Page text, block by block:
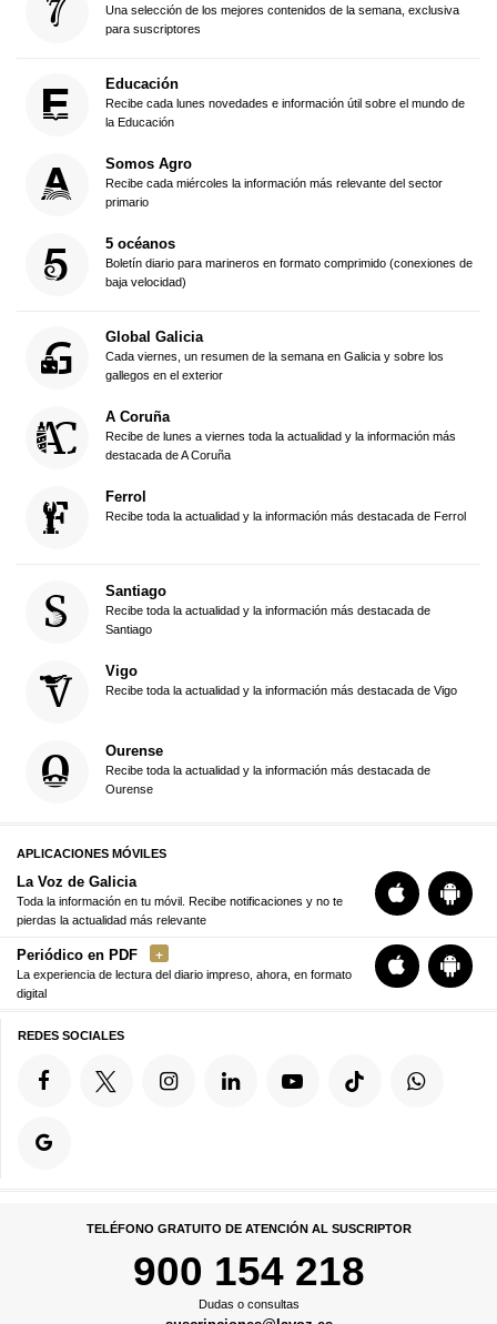
Una selección de los mejores contenidos de la semana, exclusiva
para suscriptores
Educación
Recibe cada lunes novedades e información útil sobre el mundo de
la Educación
Somos Agro
Recibe cada miércoles la información más relevante del sector
primario
5 océanos
Boletín diario para marineros en formato comprimido (conexiones de
baja velocidad)
Global Galicia
Cada viernes, un resumen de la semana en Galicia y sobre los
gallegos en el exterior
A Coruña
Recibe de lunes a viernes toda la actualidad y la información más
destacada de A Coruña
Ferrol
Recibe toda la actualidad y la información más destacada de Ferrol
Santiago
Recibe toda la actualidad y la información más destacada de
Santiago
Vigo
Recibe toda la actualidad y la información más destacada de Vigo
Ourense
Recibe toda la actualidad y la información más destacada de
Ourense
APLICACIONES MÓVILES
La Voz de Galicia
Toda la información en tu móvil. Recibe notificaciones y no te
pierdas la actualidad más relevante
Periódico en PDF
La experiencia de lectura del diario impreso, ahora, en formato
digital
REDES SOCIALES
TELÉFONO GRATUITO DE ATENCIÓN AL SUSCRIPTOR
900 154 218
Dudas o consultas